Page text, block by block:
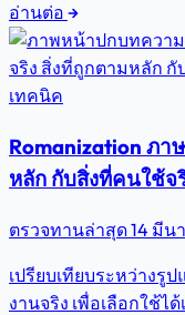
อ่านต่อ
เทคนิค
Romanization ภา
หลัก กับสิ่งที่คนใช้จ
ตรวจทานล่าสุด14 มีน
เปรียบเทียบระหว่าง
งานจริง เพื่อเลือกใช้ไ